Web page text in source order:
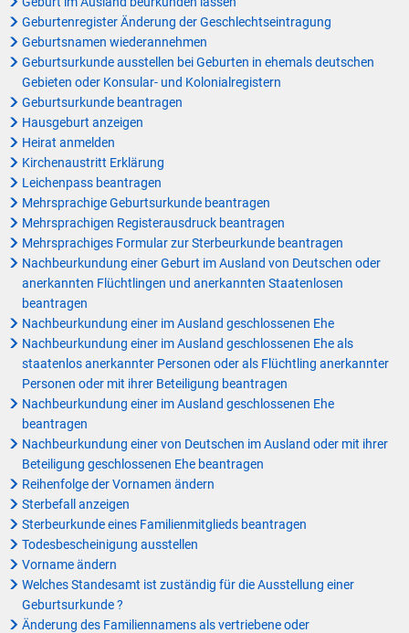
Geburtenregister Änderung der Geschlechtseintragung
Geburtsnamen wiederannehmen
Geburtsurkunde ausstellen bei Geburten in ehemals deutschen
Gebieten oder Konsular- und Kolonialregistern
Geburtsurkunde beantragen
Hausgeburt anzeigen
Heirat anmelden
Kirchenaustritt Erklärung
Leichenpass beantragen
Mehrsprachige Geburtsurkunde beantragen
Mehrsprachigen Registerausdruck beantragen
Mehrsprachiges Formular zur Sterbeurkunde beantragen
Nachbeurkundung einer Geburt im Ausland von Deutschen oder
anerkannten Flüchtlingen und anerkannten Staatenlosen
beantragen
Nachbeurkundung einer im Ausland geschlossenen Ehe
Nachbeurkundung einer im Ausland geschlossenen Ehe als
staatenlos anerkannter Personen oder als Flüchtling anerkannter
Personen oder mit ihrer Beteiligung beantragen
Nachbeurkundung einer im Ausland geschlossenen Ehe
beantragen
Nachbeurkundung einer von Deutschen im Ausland oder mit ihrer
Beteiligung geschlossenen Ehe beantragen
Reihenfolge der Vornamen ändern
Sterbefall anzeigen
Sterbeurkunde eines Familienmitglieds beantragen
Todesbescheinigung ausstellen
Vorname ändern
Welches Standesamt ist zuständig für die Ausstellung einer
Geburtsurkunde ?
Änderung des Familiennamens als vertriebene oder